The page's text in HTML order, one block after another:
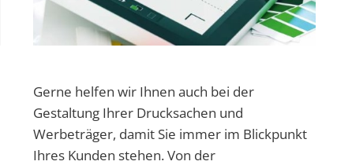
Gerne helfen wir Ihnen auch bei der
Gestaltung Ihrer Drucksachen und
Werbeträger, damit Sie immer im Blickpunkt
Ihres Kunden stehen. Von der